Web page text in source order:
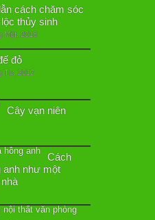
cách chăm sóc
thủy sinh
Một, 2018
đỏ
Tư, 2017
Cây vạn niên
Cách
anh như một